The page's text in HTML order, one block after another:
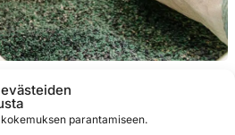
parantamiseen.
toimintaa
ja käytettynä vastuullinen